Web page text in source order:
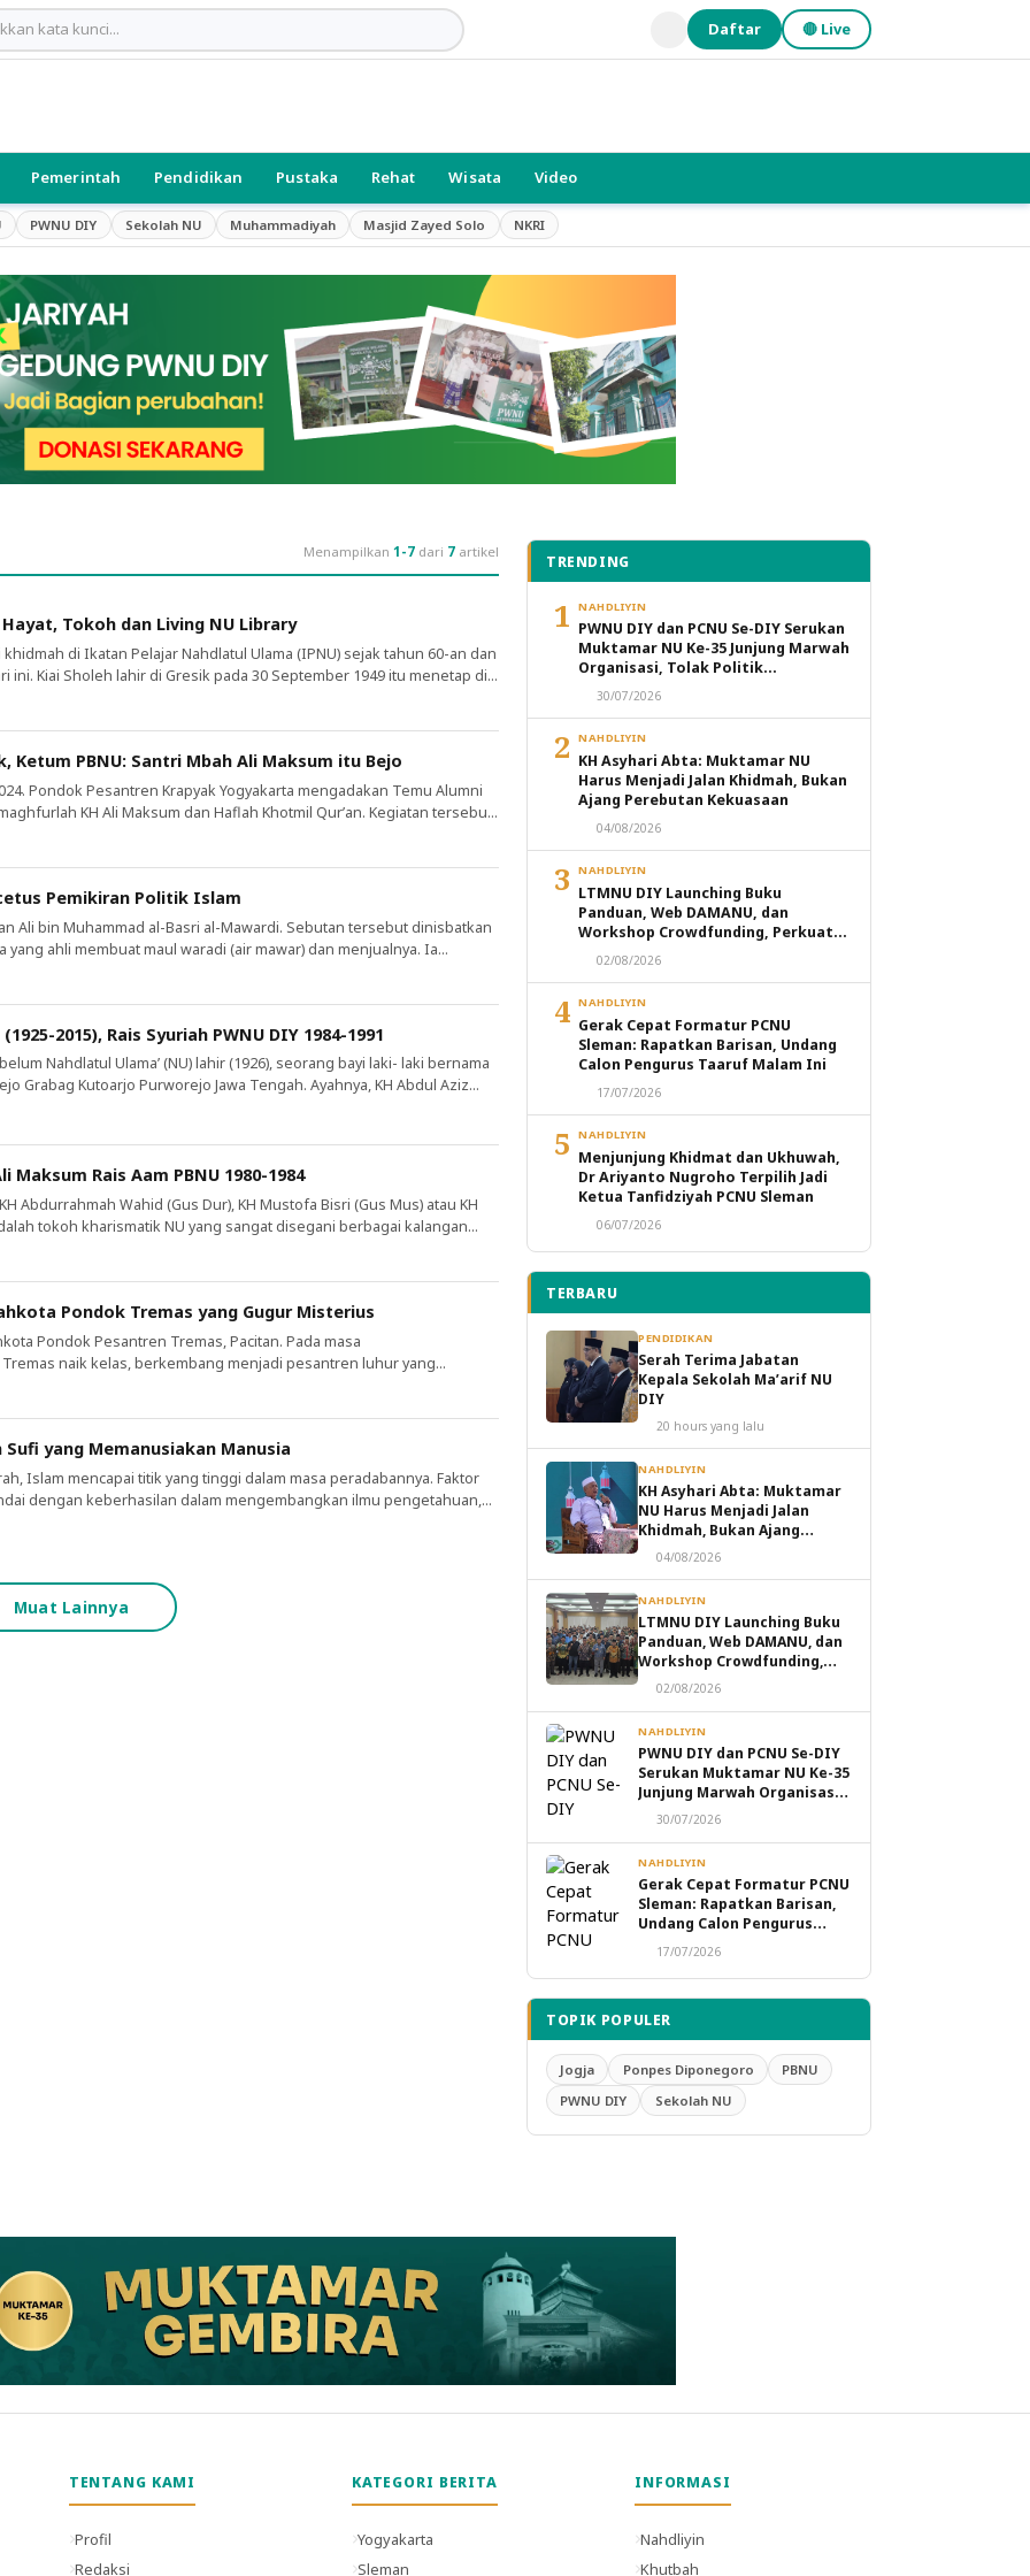
Daftar 🔴 Live
Pemerintah Pendidikan Pustaka Rehat Wisata Video
PWNU DIY Sekolah NU Muhammadiyah Masjid Zayed Solo NKRI
Menampilkan 1-7 dari 7 artikel
Tokoh dan Living NU Library
di Ikatan Pelajar Nahdlatul Ulama (IPNU) sejak tahun 60-an dan
ini. Kiai Sholeh lahir di Gresik pada 30 September 1949 itu menetap di
Bangil, Pasuruan. Ia wafat di usia yang ke-74 tahun di RSI
Ketum PBNU: Santri Mbah Ali Maksum itu Bejo
Pondok Pesantren Krapyak Yogyakarta mengadakan Temu Alumni
KH Ali Maksum dan Haflah Khotmil Qur’an. Kegiatan tersebut
berbagai kota dan lintas angkatan. Di antara yang hadir adalah alumni
Pemikiran Politik Islam
Ali bin Muhammad al-Basri al-Mawardi. Sebutan tersebut dinisbatkan
ahli membuat maul waradi (air mawar) dan menjualnya. Ia
364 H/976 M. Sejak kecil hingga menginjak remaja, ia tinggal di
2015), Rais Syuriah PWNU DIY 1984-1991
Nahdlatul Ulama’ (NU) lahir (1926), seorang bayi laki- laki bernama
Grabag Kutoarjo Purworejo Jawa Tengah. Ayahnya, KH Abdul Aziz
Bayi kecil bernama Nawawi itu akhirnya menjadi seorang kiai ahli al-
Maksum Rais Aam PBNU 1980-1984
Abdurrahmah Wahid (Gus Dur), KH Mustofa Bisri (Gus Mus) atau KH
tokoh kharismatik NU yang sangat disegani berbagai kalangan
kealiman ketiga tokoh tersebut tentu ada peran guru atau kiai yang
Pondok Tremas yang Gugur Misterius
Pondok Pesantren Tremas, Pacitan. Pada masa
naik kelas, berkembang menjadi pesantren luhur yang
komprehensif. Pondok Tremas menjadi arena uji coba kemampuan
Sufi yang Memanusiakan Manusia
Islam mencapai titik yang tinggi dalam masa peradabannya. Faktor
dengan keberhasilan dalam mengembangkan ilmu pengetahuan,
keagamaan maupun eksakta. Hal ini tak lain karena usaha para
Muat Lainnya
TRENDING
1 NAHDLIYIN
PWNU DIY dan PCNU Se-DIY Serukan
Muktamar NU Ke-35 Junjung Marwah
Organisasi, Tolak Politik
Transaksional dan Intervensi
Eksternal
30/07/2026
2 NAHDLIYIN
KH Asyhari Abta: Muktamar NU
Harus Menjadi Jalan Khidmah, Bukan
Ajang Perebutan Kekuasaan
04/08/2026
3 NAHDLIYIN
LTMNU DIY Launching Buku
Panduan, Web DAMANU, dan
Workshop Crowdfunding, Perkuat
Transformasi Digital Masjid NU
02/08/2026
4 NAHDLIYIN
Gerak Cepat Formatur PCNU
Sleman: Rapatkan Barisan, Undang
Calon Pengurus Taaruf Malam Ini
17/07/2026
5 NAHDLIYIN
Menjunjung Khidmat dan Ukhuwah,
Dr Ariyanto Nugroho Terpilih Jadi
Ketua Tanfidziyah PCNU Sleman
06/07/2026
TERBARU
PENDIDIKAN
Serah Terima Jabatan
Kepala Sekolah Ma’arif NU
DIY
20 hours yang lalu
NAHDLIYIN
KH Asyhari Abta: Muktamar
NU Harus Menjadi Jalan
Khidmah, Bukan Ajang
Perebutan Kekuasaan
04/08/2026
NAHDLIYIN
LTMNU DIY Launching Buku
Panduan, Web DAMANU, dan
Workshop Crowdfunding,
Perkuat Transformasi
02/08/2026
NAHDLIYIN
PWNU DIY dan PCNU Se-DIY
Serukan Muktamar NU Ke-35
Junjung Marwah Organisasi,
Tolak Politik Transaksional
30/07/2026
NAHDLIYIN
Gerak Cepat Formatur PCNU
Sleman: Rapatkan Barisan,
Undang Calon Pengurus
Taaruf Malam Ini
17/07/2026
TOPIK POPULER
Jogja Ponpes Diponegoro
PBNU
PWNU DIY
Sekolah NU
TENTANG KAMI
Profil
Redaksi
KATEGORI BERITA
Yogyakarta
Sleman
INFORMASI
Nahdliyin
Khutbah